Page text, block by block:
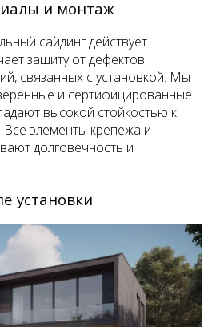
и монтаж
сайдинг действует
защиту от дефектов
связанных с установкой. Мы
и сертифицированные
высокой стойкостью к
элементы крепежа и
долговечность и
установки